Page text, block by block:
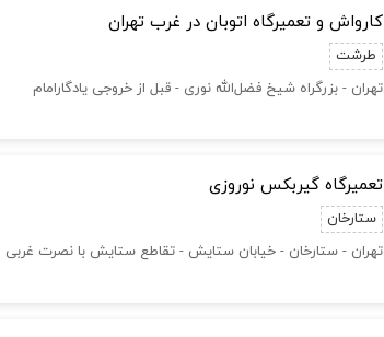
کارواش و تعمیرگاه اتوبان در غرب تهران
طرشت
تهران - بزرگراه شیخ فضل‌الله نوری - قبل از خروجی یادگارامام
تعمیرگاه گیربکس نوروزی
ستارخان
تهران - ستارخان - خیابان ستایش - تقاطع ستایش با نصرت غربی